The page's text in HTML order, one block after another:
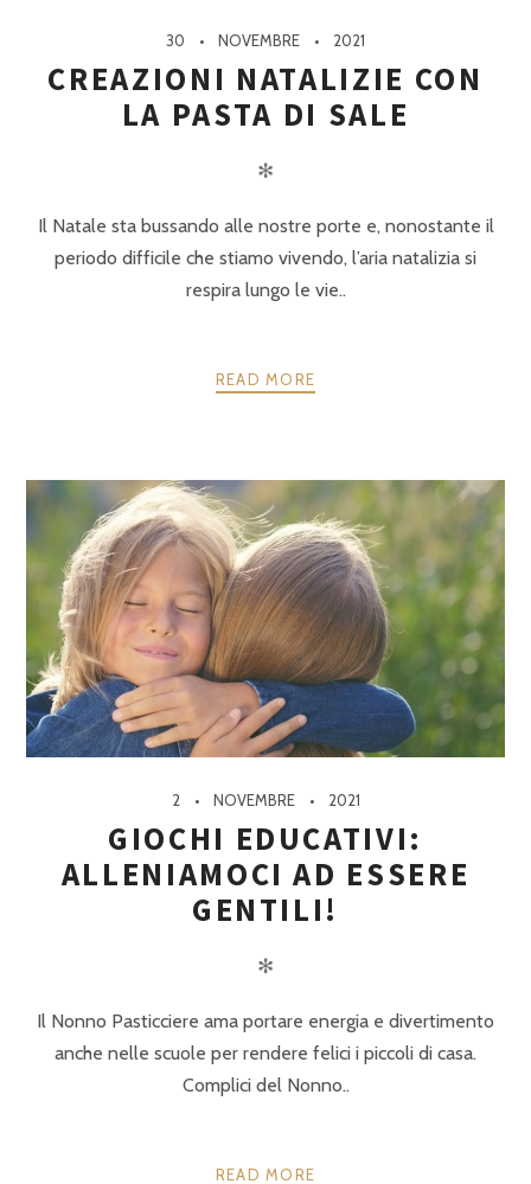
30 NOVEMBRE 2021
CREAZIONI NATALIZIE CON
LA PASTA DI SALE
✻
Il Natale sta bussando alle nostre porte e, nonostante il
periodo difficile che stiamo vivendo, l’aria natalizia si
respira lungo le vie..
READ MORE
2 NOVEMBRE 2021
GIOCHI EDUCATIVI:
ALLENIAMOCI AD ESSERE
GENTILI!
✻
Il Nonno Pasticciere ama portare energia e divertimento
anche nelle scuole per rendere felici i piccoli di casa.
Complici del Nonno..
READ MORE